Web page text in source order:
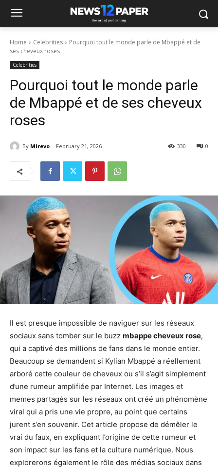
Home Celebrities
Pourquoi tout le monde parle de Mbappé et de
ses cheveux roses
Celebrities
Pourquoi tout le monde parle
de Mbappé et de ses cheveux
roses
By Mirevo February 21, 2026 0
330
Il est presque impossible de naviguer sur les réseaux
sociaux sans tomber sur le buzz mbappe cheveux rose,
qui a captivé des millions de fans dans le monde entier.
Beaucoup se demandent si Kylian Mbappé a réellement
arboré cette couleur de cheveux ou s’il s’agit simplement
d’une rumeur amplifiée par Internet. Les images et
memes partagés sur les réseaux ont créé un phénomène
viral qui a pris une vie propre, au point que certains
jurent s’en souvenir. Cet article propose de démêler le
vrai du faux, en expliquant l’origine de cette rumeur et
son impact sur les fans et la culture numérique. Nous
explorerons également le rôle des médias sociaux dans